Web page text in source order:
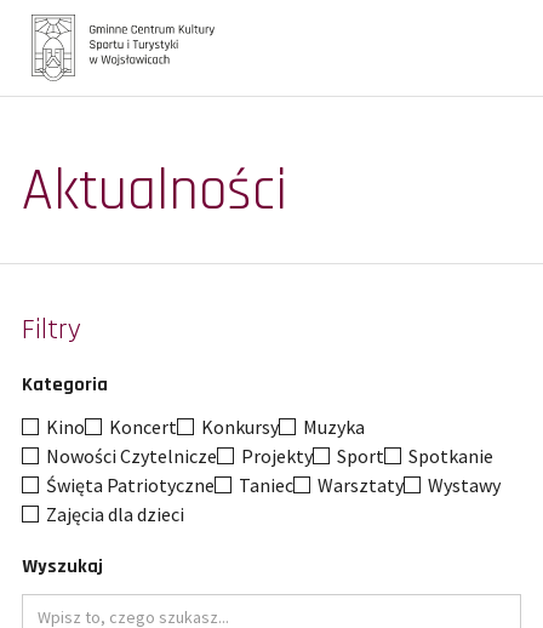
Aktualności
Galerie
Turystyka
Oferta zajęć
Biblioteka
Kontakt
Aktualności
Filtry
Kategoria
Kino Koncert Konkursy
Muzyka
Nowości Czytelnicze
Projekty Sport
Spotkanie
Święta Patriotyczne
Taniec Warsztaty
Wystawy
Zajęcia dla dzieci
Wyszukaj